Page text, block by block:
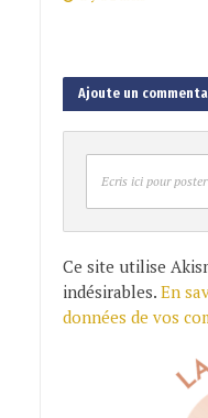
Ajoute un
Ecris ici pour
Ce site utilise
indésirables. En
données de vos